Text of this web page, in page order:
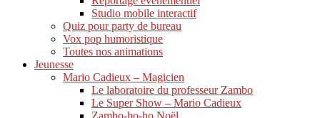
Studio mobile interactif
Quiz pour party de bureau
Vox pop humoristique
Toutes nos animations
Jeunesse
Mario Cadieux – Magicien
Le laboratoire du professeur Zambo
Le Super Show – Mario Cadieux